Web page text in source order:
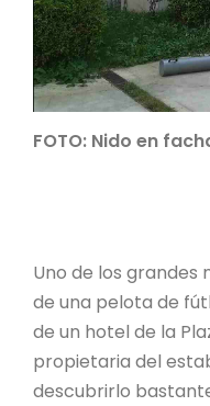
FOTO: Nido en
Uno de los
de una pelota de
de un hotel de la
propietaria del
descubrirlo